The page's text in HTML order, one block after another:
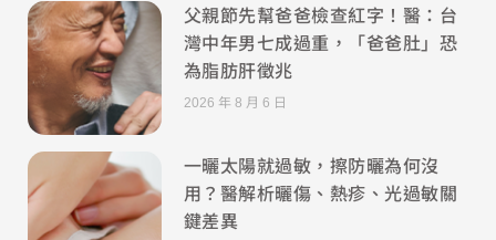
父親節先幫爸爸檢查紅字！醫：台
灣中年男七成過重，「爸爸肚」恐
為脂肪肝徵兆
2026 年 8 月 6 日
一曬太陽就過敏，擦防曬為何沒
用？醫解析曬傷、熱疹、光過敏關
鍵差異